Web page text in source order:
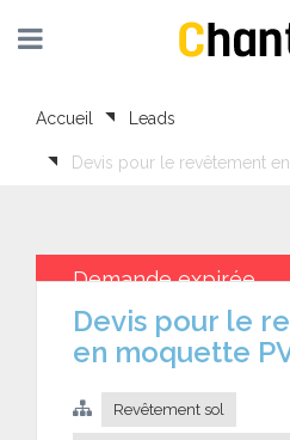
Accueil Leads
Devis pour le revêtement
Demande expirée
Devis pour le revêtement
en moquette
Revêtement sol